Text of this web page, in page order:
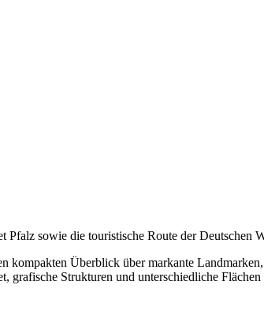
sowie die touristische Route der Deutschen
kompakten Überblick über markante
Strukturen und unterschiedliche